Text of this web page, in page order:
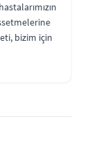
bizim için